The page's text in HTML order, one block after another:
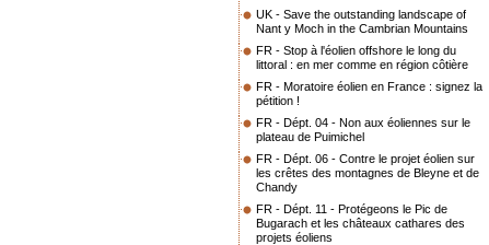
UK - Save the outstanding landscape of
Nant y Moch in the Cambrian Mountains
FR - Stop à l'éolien offshore le long du
littoral : en mer comme en région côtière
FR - Moratoire éolien en France : signez la
pétition !
FR - Dépt. 04 - Non aux éoliennes sur le
plateau de Puimichel
FR - Dépt. 06 - Contre le projet éolien sur
les crêtes des montagnes de Bleyne et de
Chandy
FR - Dépt. 11 - Protégeons le Pic de
Bugarach et les châteaux cathares des
projets éoliens